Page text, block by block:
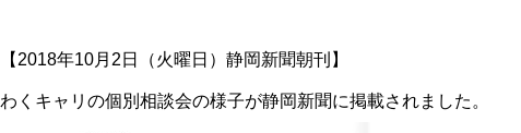
【2018年10月2日（火曜日）静岡新聞朝刊】
わくキャリの個別相談会の様子が静岡新聞に掲載されました。